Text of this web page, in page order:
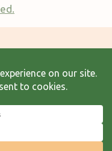
Arhiva articole